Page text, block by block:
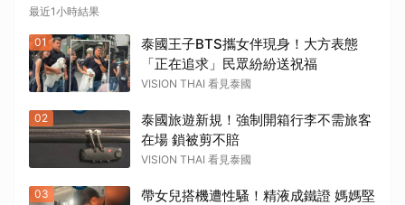
最近1小時結果
01
泰國王子BTS攜女伴現身！大方表態
「正在追求」民眾紛紛送祝福
VISION THAI 看見泰國
02
泰國旅遊新規！強制開箱行李不需旅客
在場 鎖被剪不賠
VISION THAI 看見泰國
03
帶女兒搭機遭性騷！精液成鐵證 媽媽堅